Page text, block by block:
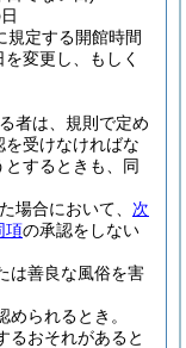
規定する開館時間
変更し、もしく
者は、規則で定め
受けなければな
するときも、同
場合において、 次
項の承認をしない
は善良な風俗を害
られるとき。
るおそれがあると